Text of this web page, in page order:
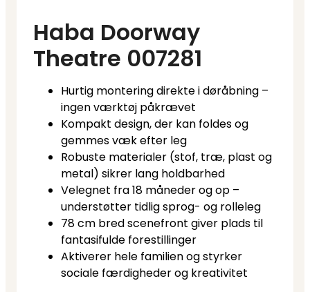
Haba Doorway
Theatre 007281
Hurtig montering direkte i døråbning –
ingen værktøj påkrævet
Kompakt design, der kan foldes og
gemmes væk efter leg
Robuste materialer (stof, træ, plast og
metal) sikrer lang holdbarhed
Velegnet fra 18 måneder og op –
understøtter tidlig sprog- og rolleleg
78 cm bred scenefront giver plads til
fantasifulde forestillinger
Aktiverer hele familien og styrker
sociale færdigheder og kreativitet